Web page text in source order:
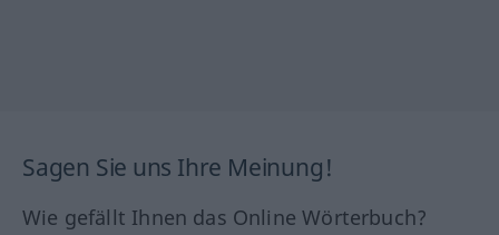
Sagen Sie uns Ihre Meinung!
Wie gefällt Ihnen das Online Wörterbuch?